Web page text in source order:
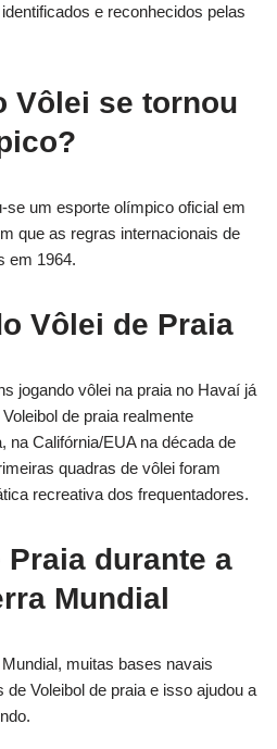
e reconhecidos pelas
Vôlei se tornou
se um esporte olímpico oficial em
que as regras internacionais de
em 1964.
Vôlei de Praia
jogando vôlei na praia no Havaí já
de praia realmente
na Califórnia/EUA na década de
quadras de vôlei foram
recreativa dos frequentadores.
Praia durante a
Mundial
muitas bases navais
Voleibol de praia e isso ajudou a